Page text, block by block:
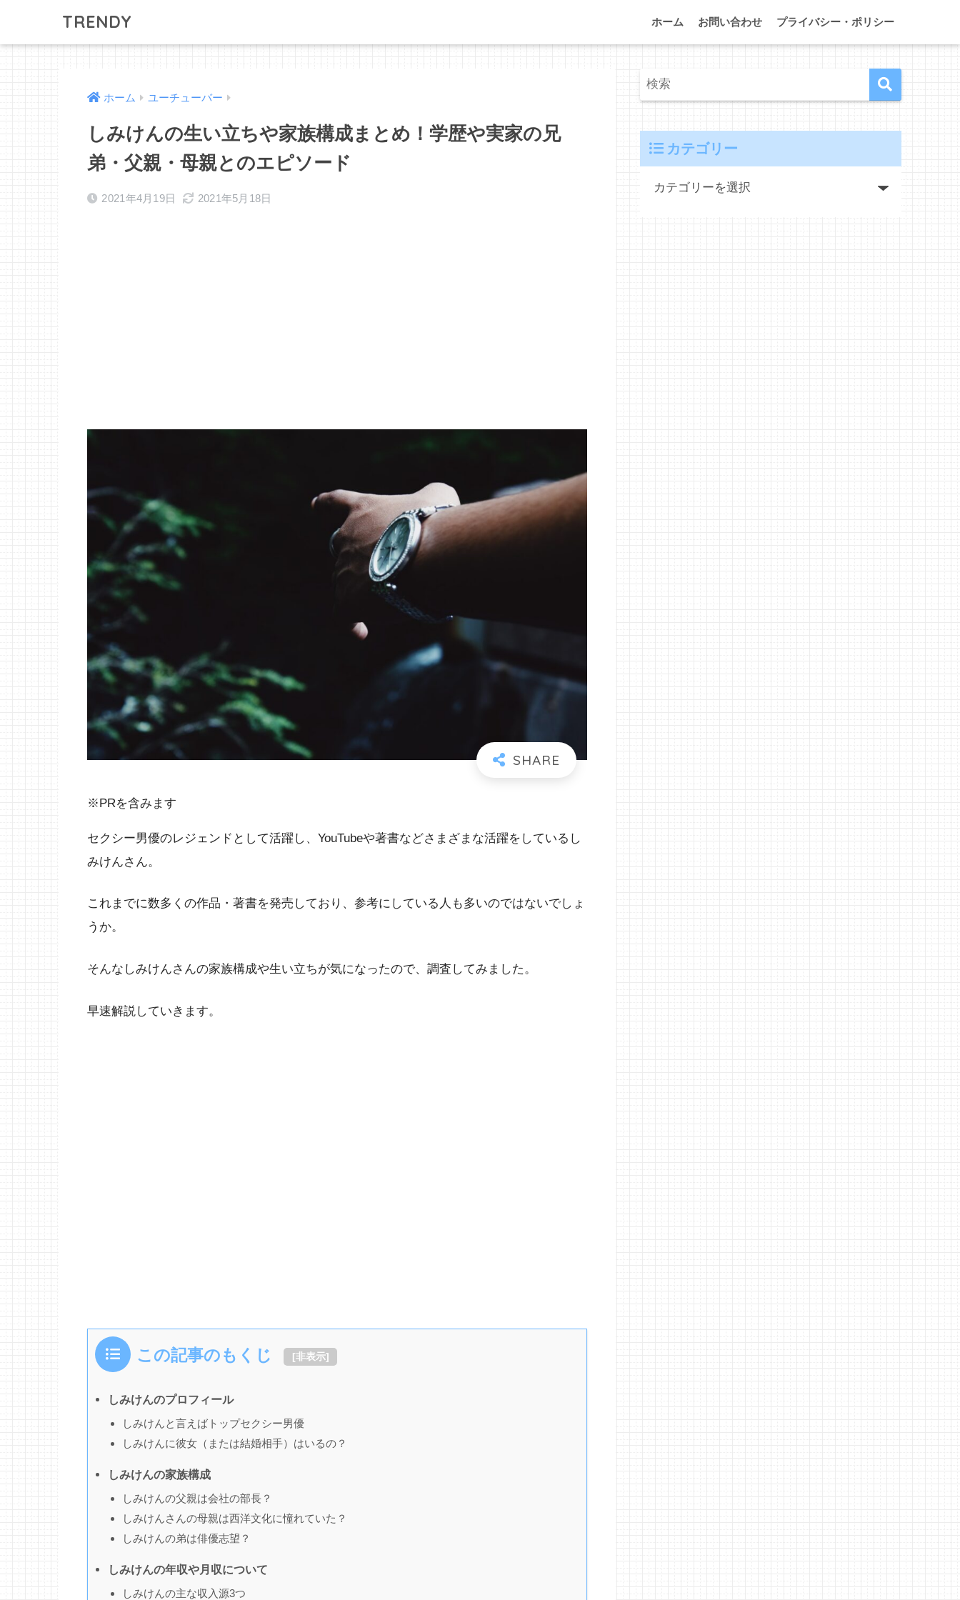
TRENDY ホーム お問い合わせ プライバシー・ポリシー
ホーム ユーチューバー
しみけんの生い立ちや家族構成まとめ！学歴や実家の兄
弟・父親・母親とのエピソード
2021年4月19日 2021年5月18日
※PRを含みます
セクシー男優のレジェンドとして活躍し、YouTubeや著書などさまざまな活躍をしているし
みけんさん。
これまでに数多くの作品・著書を発売しており、参考にしている人も多いのではないでしょ
うか。
そんなしみけんさんの家族構成や生い立ちが気になったので、調査してみました。
早速解説していきます。
この記事のもくじ [非表示]
しみけんのプロフィール
しみけんと言えばトップセクシー男優
しみけんに彼女（または結婚相手）はいるの？
しみけんの家族構成
しみけんの父親は会社の部長？
しみけんさんの母親は西洋文化に憧れていた？
しみけんの弟は俳優志望？
しみけんの年収や月収について
しみけんの主な収入源3つ
カテゴリー